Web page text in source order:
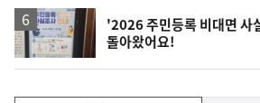
'2026 주민등록 비대면 사
돌아왔어요!